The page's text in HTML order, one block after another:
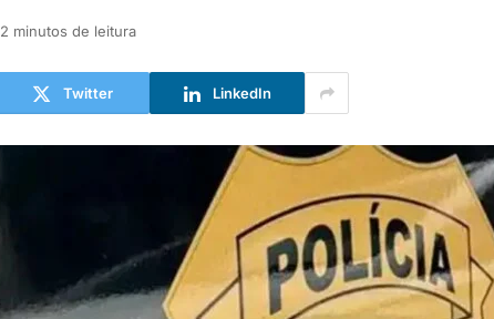
2 minutos de leitura
Twitter LinkedIn